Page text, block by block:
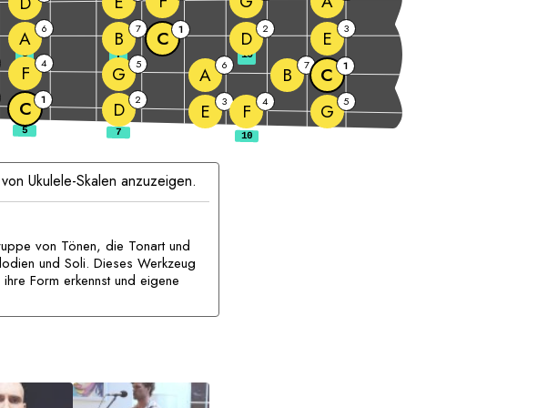
C 1 D 2 E 3 F 4 G 5
F 4 G 5 A 6 B 7 C 1
A 6 B 7 C 1 D 2 E 3
5 7 10
Ukulele-Skalen anzuzeigen.
von Tönen, die Tonart und
und Soli. Dieses Werkzeug
Form erkennst und eigene